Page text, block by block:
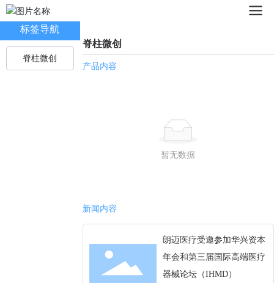
标签导航
脊柱微创
脊柱微创
产品内容
暂无数据
新闻内容
朗迈医疗受邀参加华兴资本
年会和第三届国际高端医疗
器械论坛（IHMD）